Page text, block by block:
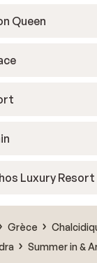
Queen
Luxury Resort
Grèce
Summer in &